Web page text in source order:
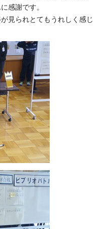
感謝です。
見られとてもうれしく感じ